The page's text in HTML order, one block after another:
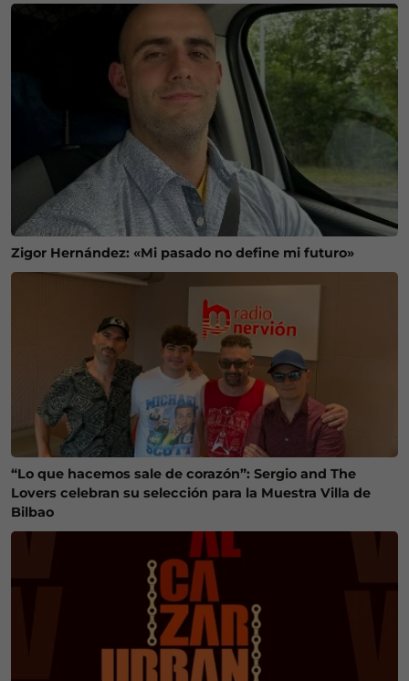
Zigor Hernández: «Mi pasado no define mi futuro»
“Lo que hacemos sale de corazón”: Sergio and The
Lovers celebran su selección para la Muestra Villa de
Bilbao